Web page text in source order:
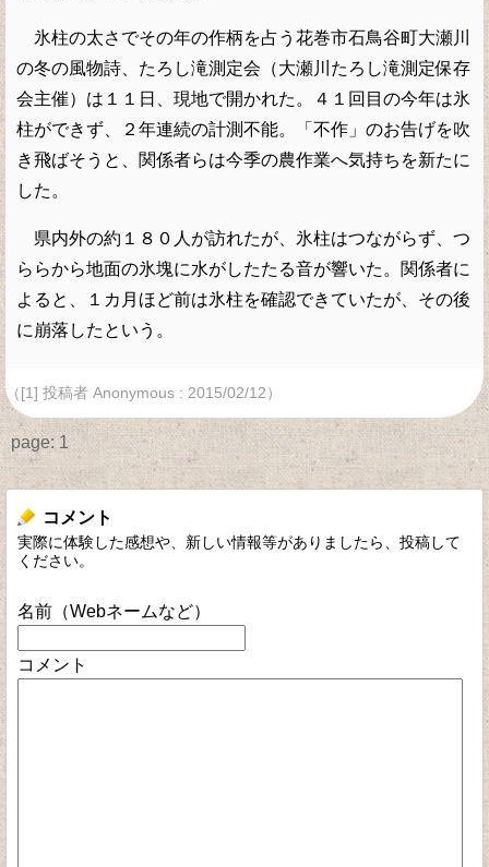
氷柱の太さでその年の作柄を占う花巻市石鳥谷町大瀬川
の冬の風物詩、たろし滝測定会（大瀬川たろし滝測定保存
会主催）は１１日、現地で開かれた。４１回目の今年は氷
柱ができず、２年連続の計測不能。「不作」のお告げを吹
き飛ばそうと、関係者らは今季の農作業へ気持ちを新たに
した。
県内外の約１８０人が訪れたが、氷柱はつながらず、つ
ららから地面の氷塊に水がしたたる音が響いた。関係者に
よると、１カ月ほど前は氷柱を確認できていたが、その後
に崩落したという。
（[1] 投稿者 Anonymous : 2015/02/12）
page: 1
コメント
実際に体験した感想や、新しい情報等がありましたら、投稿して
ください。
名前（Webネームなど）
コメント